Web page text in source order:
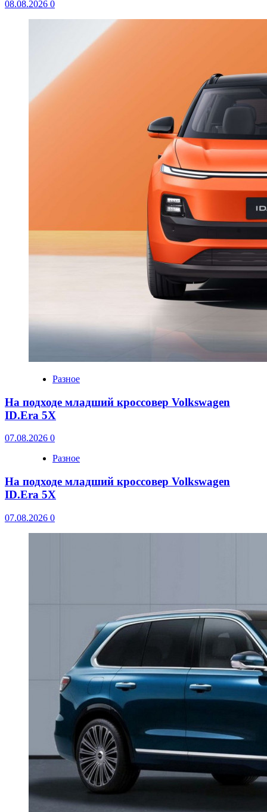
08.08.2026 0
Разное
На подходе младший кроссовер Volkswagen
ID.Era 5X
07.08.2026 0
Разное
На подходе младший кроссовер Volkswagen
ID.Era 5X
07.08.2026 0